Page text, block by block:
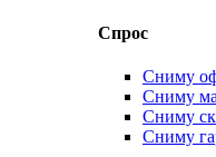
Спрос
Сниму
Сниму
Сниму
Сниму